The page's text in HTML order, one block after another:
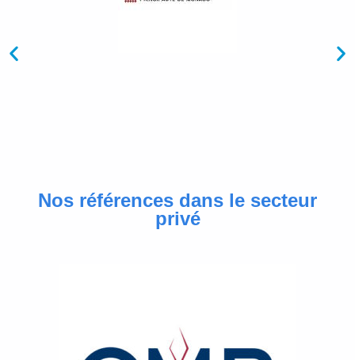
Nos références dans le secteur
privé